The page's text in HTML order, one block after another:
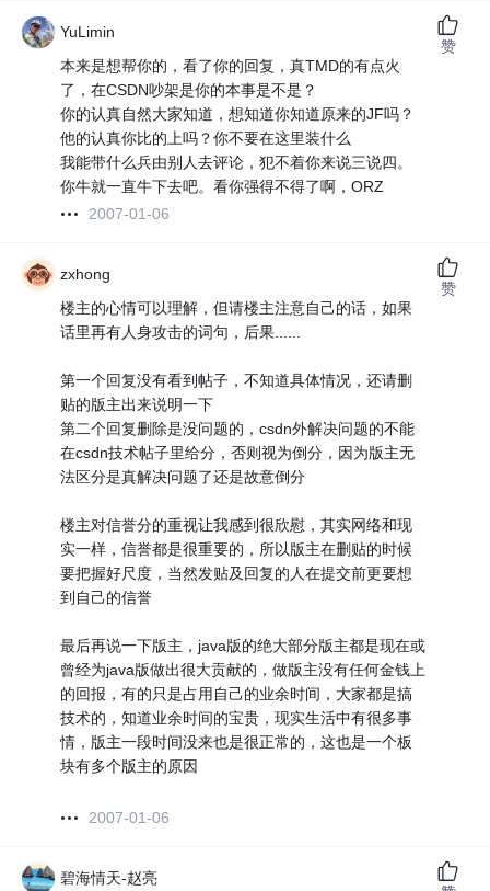
YuLimin
本来是想帮你的，看了你的回复，真TMD的有点火
了，在CSDN吵架是你的本事是不是？
你的认真自然大家知道，想知道你知道原来的JF吗？
他的认真你比的上吗？你不要在这里装什么
我能带什么兵由别人去评论，犯不着你来说三说四。
你牛就一直牛下去吧。看你强得不得了啊，ORZ
2007-01-06
赞
zxhong
楼主的心情可以理解，但请楼主注意自己的话，如果
话里再有人身攻击的词句，后果......
第一个回复没有看到帖子，不知道具体情况，还请删
贴的版主出来说明一下
第二个回复删除是没问题的，csdn外解决问题的不能
在csdn技术帖子里给分，否则视为倒分，因为版主无
法区分是真解决问题了还是故意倒分
楼主对信誉分的重视让我感到很欣慰，其实网络和现
实一样，信誉都是很重要的，所以版主在删贴的时候
要把握好尺度，当然发贴及回复的人在提交前更要想
到自己的信誉
最后再说一下版主，java版的绝大部分版主都是现在或
曾经为java版做出很大贡献的，做版主没有任何金钱上
的回报，有的只是占用自己的业余时间，大家都是搞
技术的，知道业余时间的宝贵，现实生活中有很多事
情，版主一段时间没来也是很正常的，这也是一个板
块有多个版主的原因
2007-01-06
赞
碧海情天-赵亮